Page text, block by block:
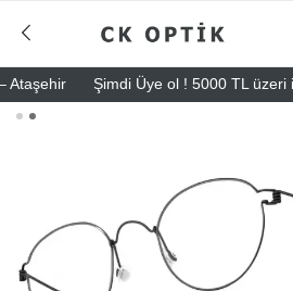
Şimdi Üye ol ! 5000 TL üzeri ilk